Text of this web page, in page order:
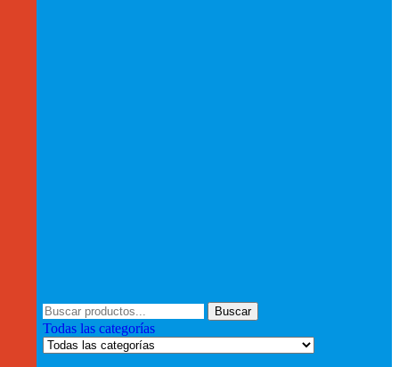
Buscar
Todas las categorías